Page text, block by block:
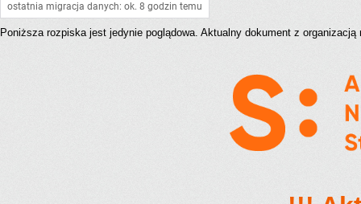
ostatnia migracja danych: ok. 8 godzin temu
Poniższa rozpiska jest jedynie poglądowa. Aktualny dokument z